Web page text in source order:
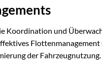
Koordination und
der Fahrzeugnutzung.